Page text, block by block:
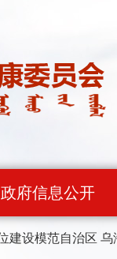
政府信息公开
建设模范自治区 乌